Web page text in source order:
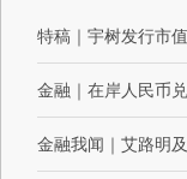
特稿 ｜ 宇树发行市
金融 ｜ 在岸人民币
金融我闻 ｜ 艾路明